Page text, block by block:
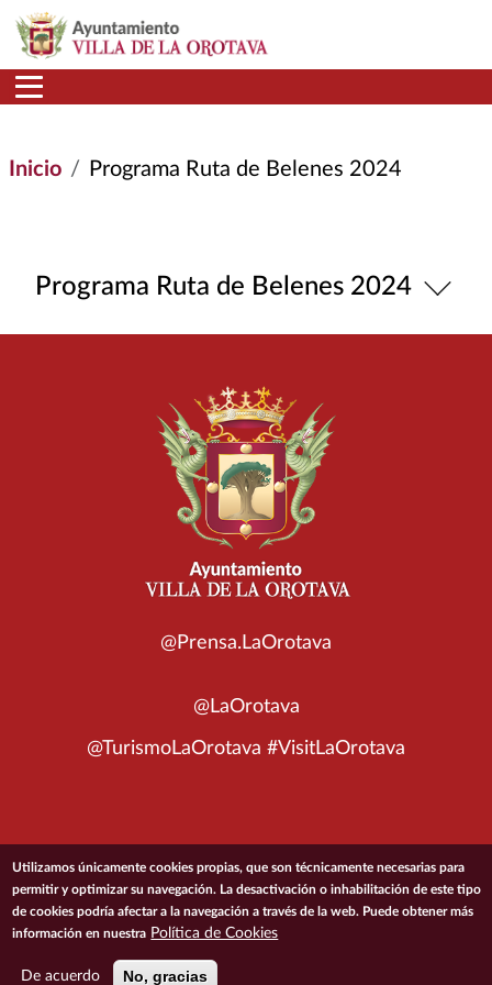
Pasar al contenido principal
Inicio Programa Ruta de Belenes 2024
Programa Ruta de Belenes 2024
@Prensa.LaOrotava
@LaOrotava
@TurismoLaOrotava #VisitLaOrotava
© 2026 Ayuntamiento de la Villa de La Orotava
ACCESIBILIDADCONDICIONES DE USOPOLÍTICA DE PRIVACIDAD
Utilizamos únicamente cookies propias, que son técnicamente necesarias para
permitir y optimizar su navegación. La desactivación o inhabilitación de este tipo
de cookies podría afectar a la navegación a través de la web. Puede obtener más
información en nuestra Política de Cookies
De acuerdo No, gracias